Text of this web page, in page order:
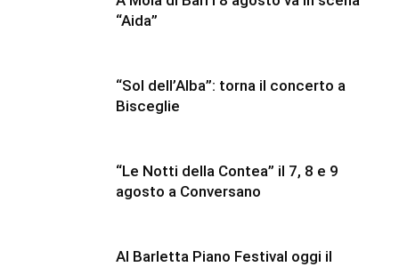
“Aida”
“Sol dell’Alba”: torna il concerto a
Bisceglie
“Le Notti della Contea” il 7, 8 e 9
agosto a Conversano
Al Barletta Piano Festival oggi il